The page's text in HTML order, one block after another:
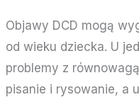
Objawy DCD mogą
od wieku dziecka. U
problemy z
pisanie i rysowanie, a